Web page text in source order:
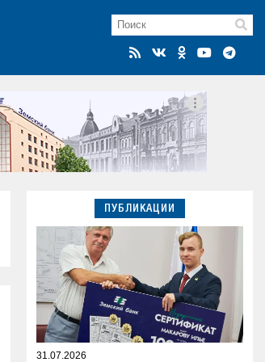
ПУБЛИКАЦИИ
31.07.2026